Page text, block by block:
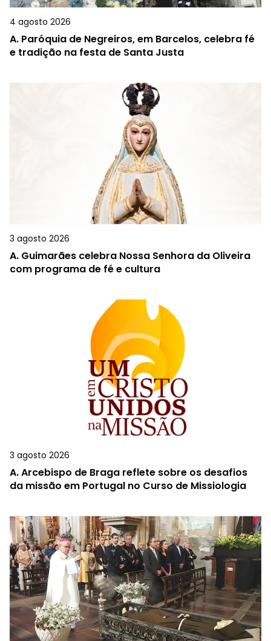
4 agosto 2026
A. Paróquia de Negreiros, em Barcelos, celebra fé
e tradição na festa de Santa Justa
3 agosto 2026
A. Guimarães celebra Nossa Senhora da Oliveira
com programa de fé e cultura
3 agosto 2026
A.Arcebispo de Braga reflete sobre os desafios
da missão em Portugal no Curso de Missiologia